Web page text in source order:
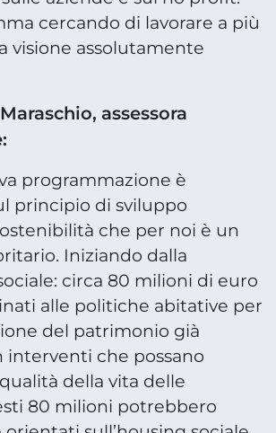
cercando di lavorare a più
visione assolutamente
assessora
programmazione è
principio di sviluppo
che per noi è un
Iniziando dalla
circa 80 milioni di euro
alle politiche abitative per
del patrimonio già
interventi che possano
della vita delle
80 milioni potrebbero